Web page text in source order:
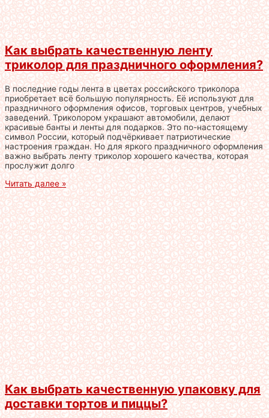
Как выбрать качественную ленту
триколор для праздничного оформления?
В последние годы лента в цветах российского триколора
приобретает всё большую популярность. Её используют для
праздничного оформления офисов, торговых центров, учебных
заведений. Триколором украшают автомобили, делают
красивые банты и ленты для подарков. Это по-настоящему
символ России, который подчёркивает патриотические
настроения граждан. Но для яркого праздничного оформления
важно выбрать ленту триколор хорошего качества, которая
прослужит долго
Читать далее »
Как выбрать качественную упаковку для
доставки тортов и пиццы?